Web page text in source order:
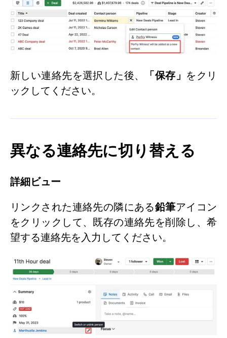
新しい連絡先を選択した後、 「保存」 をクリ
ックしてください。
異なる連絡先に切り替える
詳細ビュー
リンクされた連絡先の隣にある鉛筆アイコン
をクリックして、既存の連絡先を削除し、希
望する連絡先を入力してください。